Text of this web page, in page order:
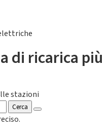
di ricarica più
stazioni
Cerca